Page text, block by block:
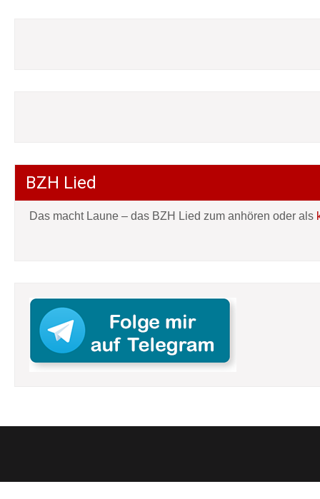
BZH Lied
Das macht Laune – das BZH Lied zum anhören oder als